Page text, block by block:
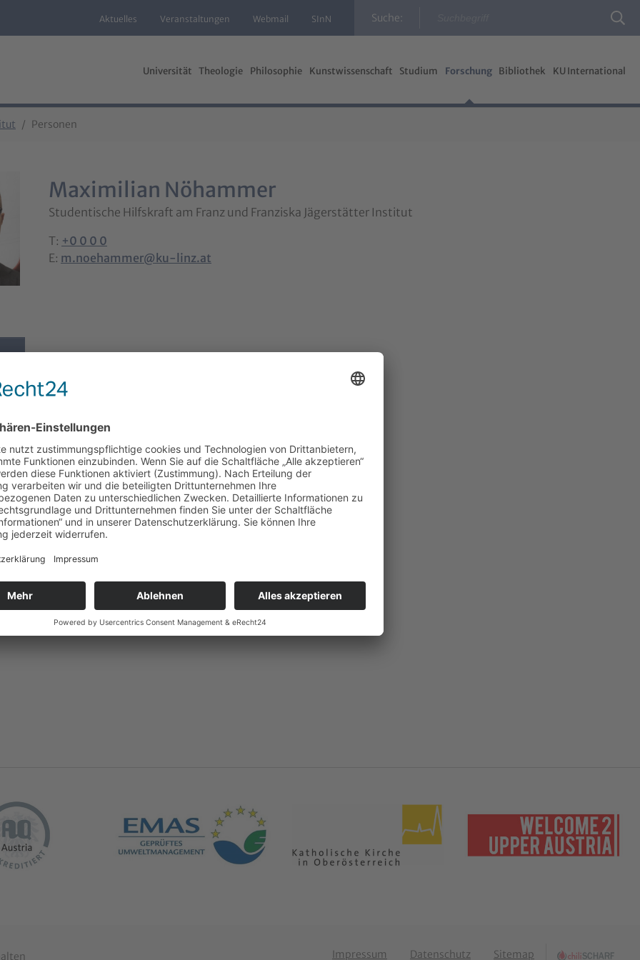
Aktuelles Veranstaltungen Webmail SInN Suche:
Universität Theologie Philosophie Kunstwissenschaft Studium Forschung Bibliothek KU International
Personen
Maximilian Nöhammer
Studentische Hilfskraft am Franz und Franziska Jägerstätter Institut
T: +0 0 0 0
E: m.noehammer@ku-linz.at
Impressum Datenschutz Sitemap